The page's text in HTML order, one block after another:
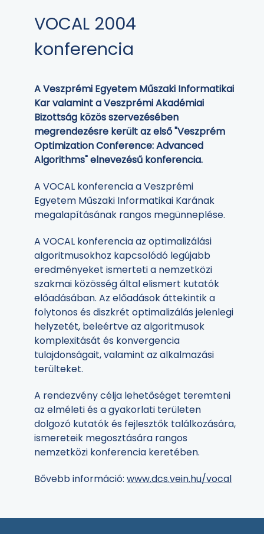
VOCAL 2004
konferencia
A Veszprémi Egyetem Műszaki Informatikai
Kar valamint a Veszprémi Akadémiai
Bizottság közös szervezésében
megrendezésre került az első "Veszprém
Optimization Conference: Advanced
Algorithms" elnevezésű konferencia.
A VOCAL konferencia a Veszprémi
Egyetem Műszaki Informatikai Karának
megalapításának rangos megünneplése.
A VOCAL konferencia az optimalizálási
algoritmusokhoz kapcsolódó legújabb
eredményeket ismerteti a nemzetközi
szakmai közösség által elismert kutatók
előadásában. Az előadások áttekintik a
folytonos és diszkrét optimalizálás jelenlegi
helyzetét, beleértve az algoritmusok
komplexitását és konvergencia
tulajdonságait, valamint az alkalmazási
terülteket.
A rendezvény célja lehetőséget teremteni
az elméleti és a gyakorlati területen
dolgozó kutatók és fejlesztők találkozására,
ismereteik megosztására rangos
nemzetközi konferencia keretében.
Bővebb információ: www.dcs.vein.hu/vocal